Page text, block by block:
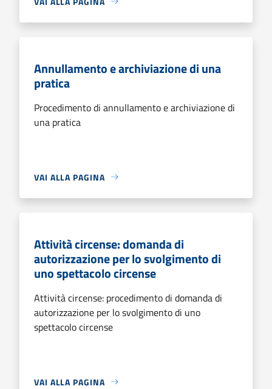
Annullamento e archiviazione di una
pratica
Procedimento di annullamento e archiviazione di
una pratica
VAI ALLA PAGINA
Attività circense: domanda di
autorizzazione per lo svolgimento di
uno spettacolo circense
Attività circense: procedimento di domanda di
autorizzazione per lo svolgimento di uno
spettacolo circense
VAI ALLA PAGINA